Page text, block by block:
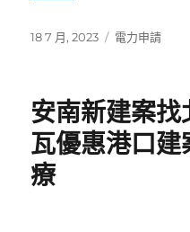
發
18 7 月, 2023
分
電力申請
安南新建案
瓦優惠港口
療